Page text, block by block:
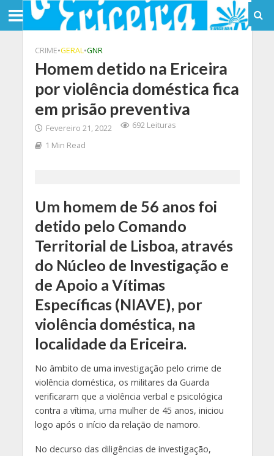
CRIME•GERAL•GNR
Homem detido na Ericeira
por violência doméstica fica
em prisão preventiva
Fevereiro 21, 2022
692 Leituras
1 Min Read
Um homem de 56 anos foi
detido pelo Comando
Territorial de Lisboa, através
do Núcleo de Investigação e
de Apoio a Vítimas
Específicas (NIAVE), por
violência doméstica, na
localidade da Ericeira.
No âmbito de uma investigação pelo crime de
violência doméstica, os militares da Guarda
verificaram que a violência verbal e psicológica
contra a vítima, uma mulher de 45 anos, iniciou
logo após o início da relação de namoro.
No decurso das diligências de investigação,